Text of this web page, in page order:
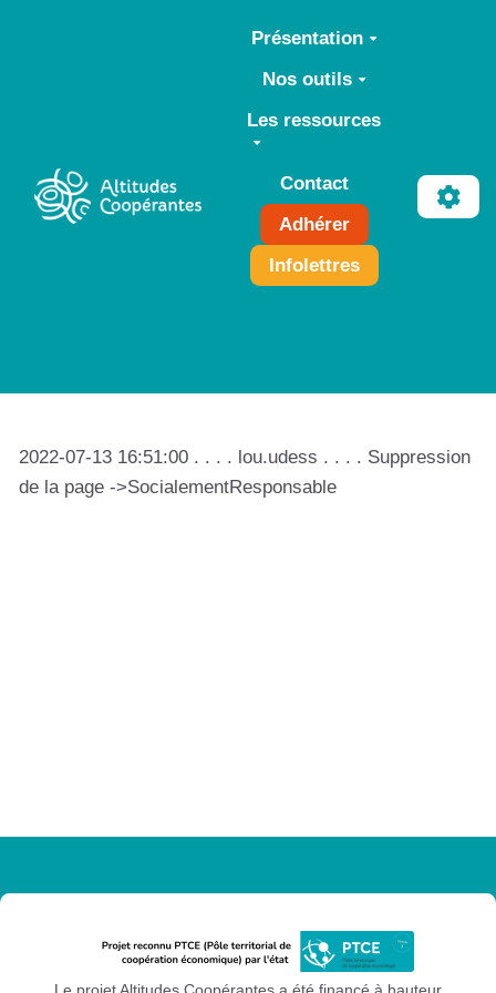
Aller au contenu principal
Présentation
Nos outils
Les ressources
Contact
Adhérer
Infolettres
2022-07-13 16:51:00 . . . . lou.udess . . . . Suppression
de la page ->SocialementResponsable